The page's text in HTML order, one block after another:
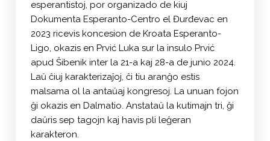
esperantistoj, por organizado de kiuj
Dokumenta Esperanto-Centro el Đurđevac en
2023 ricevis koncesion de Kroata Esperanto-
Ligo, okazis en Prvić Luka sur la insulo Prvić
apud Šibenik inter la 21-a kaj 28-a de junio 2024.
Laŭ ĉiuj karakterizaĵoj, ĉi tiu aranĝo estis
malsama ol la antaŭaj kongresoj. La unuan fojon
ĝi okazis en Dalmatio. Anstataŭ la kutimajn tri, ĝi
daŭris sep tagojn kaj havis pli leĝeran
karakteron.